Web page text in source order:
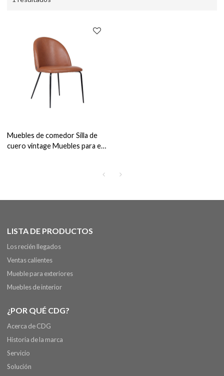
Muebles de comedor Silla de
cuero vintage Muebles para el
LISTA DE PRODUCTOS
Los recién llegados
Ventas calientes
Mueble para exteriores
Muebles de interior
¿POR QUÉ CDG?
Acerca de CDG
Historia de la marca
Servicio
Solución